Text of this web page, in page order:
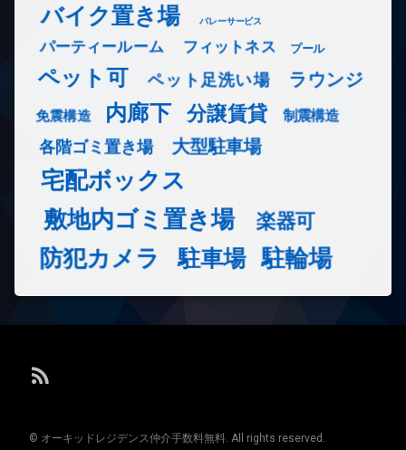
バイク置き場 バレーサービス
パーティールーム フィットネス プール
ペット可 ペット足洗い場 ラウンジ
免震構造 内廊下 分譲賃貸 制震構造
各階ゴミ置き場 大型駐車場
宅配ボックス
敷地内ゴミ置き場
楽器可
防犯カメラ 駐車場 駐輪場
RSS
© オーキッドレジデンス仲介手数料無料. All rights reserved.